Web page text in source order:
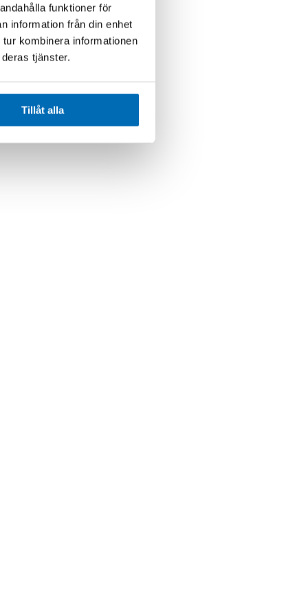
funktioner för
information från din enhet
kombinera informationen
tjänster.
Tillåt alla